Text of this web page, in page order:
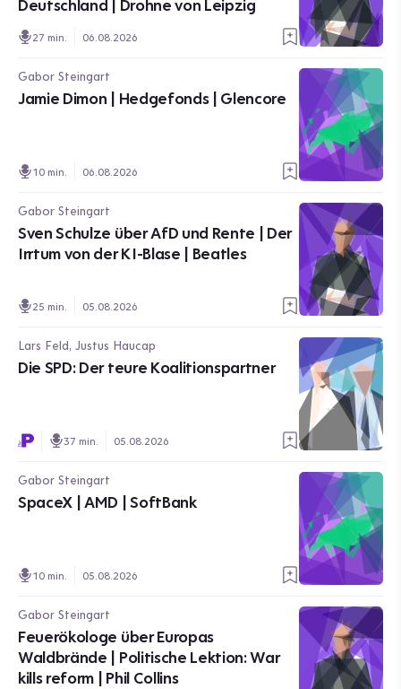
Deutschland | Drohne von Leipzig
27 min. 06.08.2026
Gabor Steingart
Jamie Dimon | Hedgefonds | Glencore
10 min. 06.08.2026
Gabor Steingart
Sven Schulze über AfD und Rente | Der
Irrtum von der KI-Blase | Beatles
25 min. 05.08.2026
Lars Feld, Justus Haucap
Die SPD: Der teure Koalitionspartner
37 min. 05.08.2026
Gabor Steingart
SpaceX | AMD | SoftBank
10 min. 05.08.2026
Gabor Steingart
Feuerökologe über Europas
Waldbrände | Politische Lektion: War
kills reform | Phil Collins